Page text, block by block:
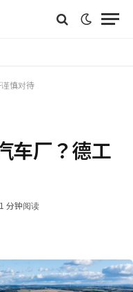
慎对待
车厂？德工
1 分钟阅读